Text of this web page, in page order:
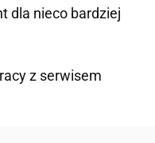
dla nieco bardziej
z serwisem